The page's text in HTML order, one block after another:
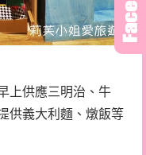
上供應三明治、牛
供義大利麵、燉飯等